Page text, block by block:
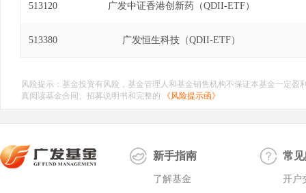
513120 广发中证香港创新药（QDII-ETF）
513380 广发恒生科技（QDII-ETF）
风险提示：基金投资有风险，基金管理人和基金销售机构不保证本基金一定
真阅读基金合同、招募说明书和完整的
《风险提示函》
新手指南
了解基金
常
开户